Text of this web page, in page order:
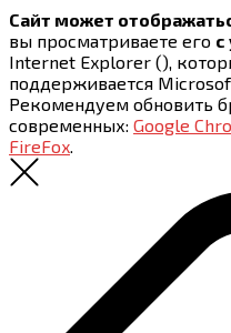
Сайт может
вы просматриваете его с
Internet Explorer (),
поддерживается
Рекомендуем обновить
современных: Google
FireFox.